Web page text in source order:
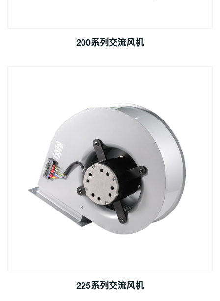
200系列交流风机
225系列交流风机